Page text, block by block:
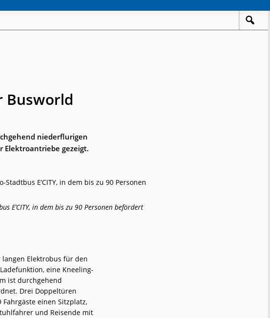
Busworld
niederflurigen
Elektroantriebe gezeigt.
E’CITY, in dem bis zu 90 Personen befördert
langen Elektrobus für den
eine Kneeling-
ist durchgehend
Drei Doppeltüren
einen Sitzplatz,
und Reisende mit